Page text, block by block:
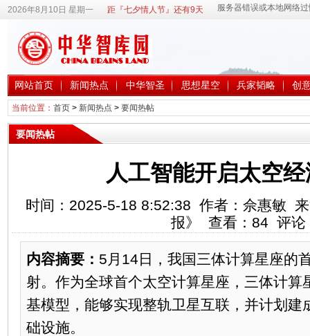
2026年8月10日 星期一 距『七夕情人节』还有9天
网站首页 新闻热点 中华智圣 思想星空 兵家韬略 创
当前位置： 首页> 新闻热点 > 要闻热帖
要闻热帖
人工智能开启太空
时间：2025-5-18 8:52:38 作者：佘惠敏
报》 查看： 84 评论
内容摘要： 5月14日，我国三体计算星座的
射。作为全球首个太空计算星座，三体计算
基模型，能够实现整轨卫星互联，并计划建
础设施。